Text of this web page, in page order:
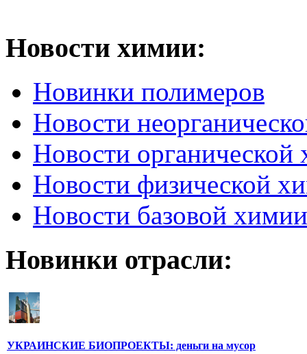
Новости химии:
Новинки полимеров
Новости
Новости органической
Новости физической
Новости базовой химии
Новинки отрасли:
УКРАИНСКИЕ БИОПРОЕКТЫ: деньги на мусор